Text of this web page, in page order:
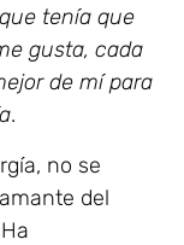
tenía que
gusta, cada
de mí para
.
no se
del